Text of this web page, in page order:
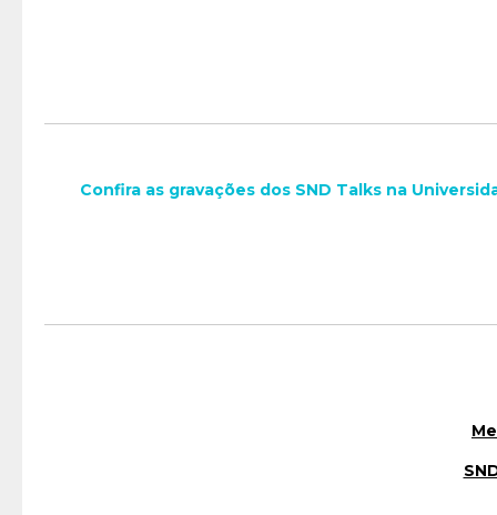
Confira as gravações dos SND Talks na